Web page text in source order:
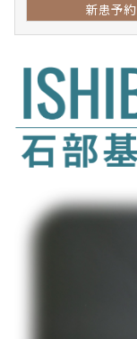
新患予約